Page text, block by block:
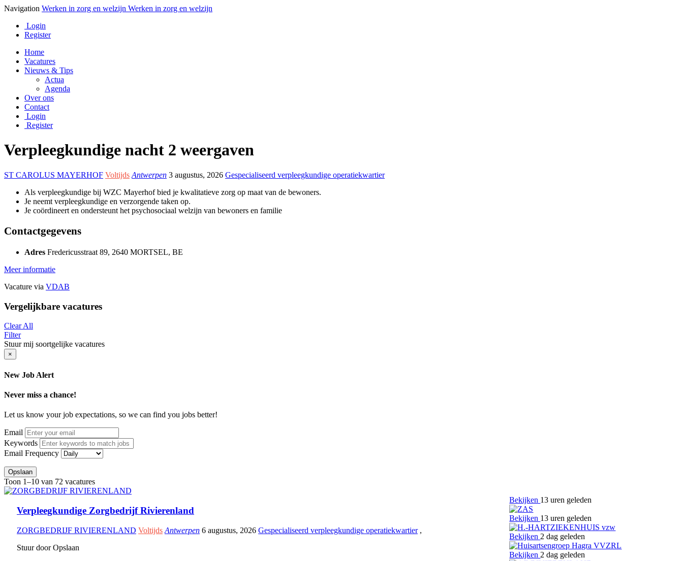
Navigation Werken in zorg en welzijn Werken in zorg en welzijn
Login
Register
Home
Vacatures
Nieuws & Tips
Actua
Agenda
Over ons
Contact
Login
Register
Verpleegkundige nacht 2 weergaven
ST CAROLUS MAYERHOF Voltijds Antwerpen 3 augustus, 2026 Gespecialiseerd verpleegkundige operatiekwartier
Als verpleegkundige bij WZC Mayerhof bied je kwalitatieve zorg op maat van de bewoners.
Je neemt verpleegkundige en verzorgende taken op.
Je coördineert en ondersteunt het psychosociaal welzijn van bewoners en familie
Contactgegevens
Adres Fredericusstraat 89, 2640 MORTSEL, BE
Meer informatie
Vacature via VDAB
Vergelijkbare vacatures
Clear All
Filter
Stuur mij soortgelijke vacatures
×
New Job Alert
Never miss a chance!
Let us know your job expectations, so we can find you jobs better!
Email
Keywords
Email Frequency
Opslaan
Toon 1–10 van 72 vacatures
Verpleegkundige Zorgbedrijf Rivierenland
ZORGBEDRIJF RIVIERENLAND Voltijds Antwerpen 6 augustus, 2026 Gespecialiseerd verpleegkundige operatiekwartier ,
Stuur door Opslaan
Bekijken 13 uren geleden
Bekijken 13 uren geleden
Bekijken 2 dag geleden
Bekijken 2 dag geleden